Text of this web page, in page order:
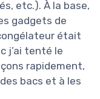
etc.). À la base,
gadgets de
était
j’ai tenté le
rapidement,
bacs et à les